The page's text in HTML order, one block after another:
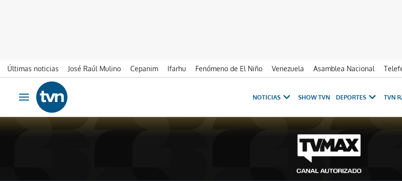
Últimas noticias José Raúl Mulino Cepanim Ifarhu Fenómeno de El Niño Venezuela Asamblea Nacional
Ir al contenido
Obrir navegació
NOTICIAS SHOW TVN DEPORTES TVN